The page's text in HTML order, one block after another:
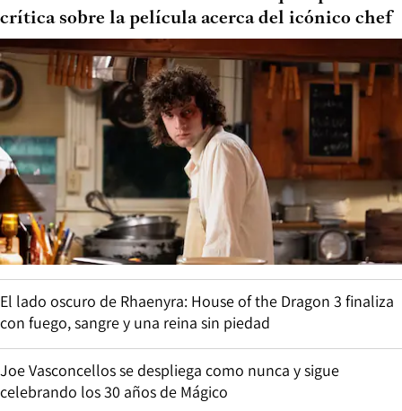
crítica sobre la película acerca del icónico chef
El lado oscuro de Rhaenyra: House of the Dragon 3 finaliza
con fuego, sangre y una reina sin piedad
Joe Vasconcellos se despliega como nunca y sigue
celebrando los 30 años de Mágico